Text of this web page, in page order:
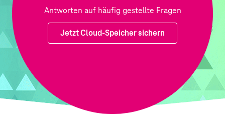
Antworten auf häufig gestellte Fragen
Jetzt Cloud-Speicher sichern